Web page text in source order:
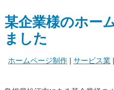
某企業様のホー
ました
ホームページ制作 |サービス業